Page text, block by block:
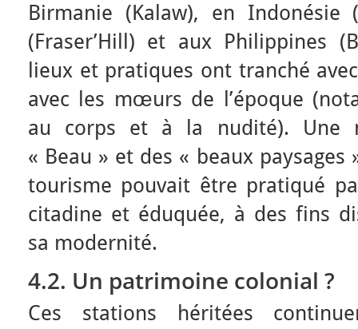
Birmanie (Kalaw), en
(Fraser’Hill) et aux Philippines
lieux et pratiques ont tranché
avec les mœurs de l’époque
au corps et à la nudité). Une
« Beau » et des « beaux
tourisme pouvait être pratiqué
citadine et éduquée, à des fins
sa modernité.
4.2. Un patrimoine colonial ?
Ces stations héritées